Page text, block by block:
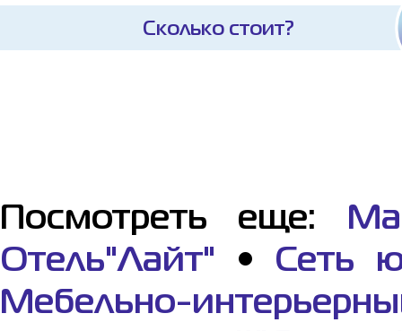
Сколько стоит?
Посмотреть еще:
Отель"Лайт" • Сеть
Мебельно-